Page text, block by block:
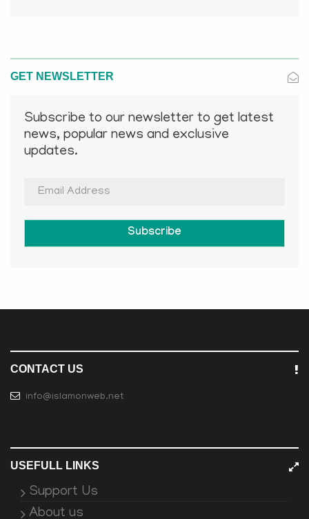
GET NEWSLETTER
Subscribe to our newsletter to get latest
news, popular news and exclusive
updates.
Subscribe
CONTACT US
info@islamonweb.net
USEFULL LINKS
Support Us
About us